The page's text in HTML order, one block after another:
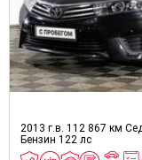
2013 г.в. 112 867 км
Бензин 122 лс